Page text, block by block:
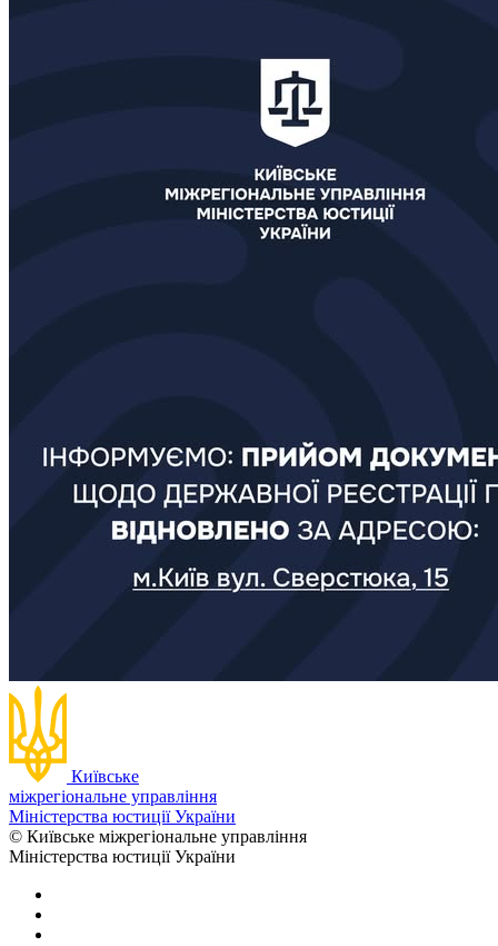
Київське
міжрегіональне управління
Міністерства юстиції України
© Київське міжрегіональне управління
Міністерства юстиції України